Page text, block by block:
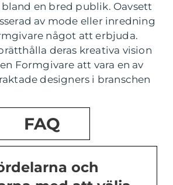
en bred publik. Oavsett
av mode eller inredning
något att erbjuda.
deras kreativa vision
Formgivare att vara en av
designers i branschen
FAQ
och